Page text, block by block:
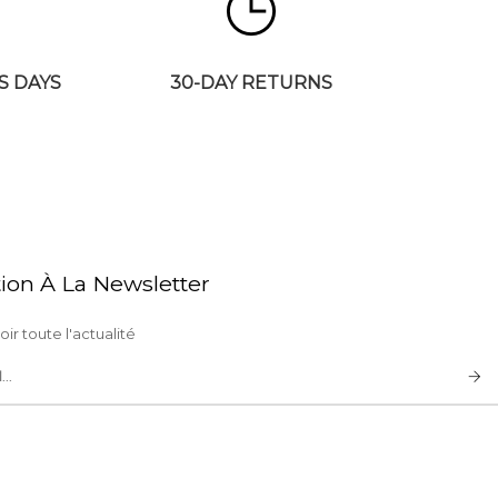
DAYS 30-DAY RETURNS
À La Newsletter
toute l'actualité